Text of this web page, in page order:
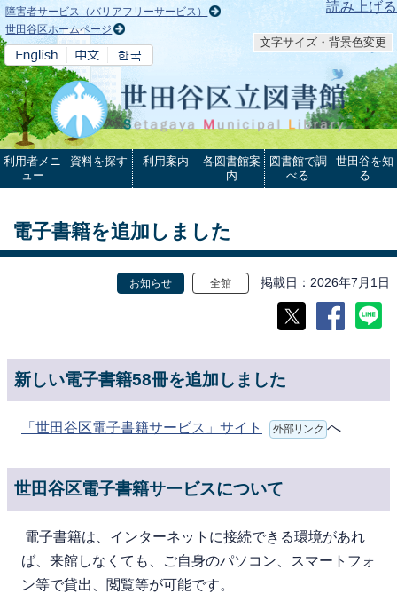
本文へ 読み上げる
障害者サービス（バリアフリーサービス）
世田谷区ホームページ
文字サイズ・背景色変更
利用者メニ
ュー
資料を探す 利用案内
各図書館案
内
図書館で調
べる
世田谷を知
る
電子書籍を追加しました
お知らせ 全館 掲載日 2026年7月1日
新しい電子書籍58冊を追加しました
「世田谷区電子書籍サービス」サイト 外部リンク へ
世田谷区電子書籍サービスについて
電⼦書籍は、インターネットに接続できる環境があれ
ば、来館しなくても、ご⾃⾝のパソコン、スマートフォ
ン等で貸出、閲覧等が可能です。